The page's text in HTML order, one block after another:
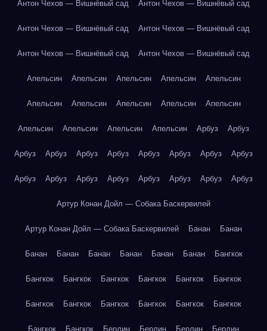
Антон Чехов — Вишнёвый сад Антон Чехов — Вишнёвый сад
Антон Чехов — Вишнёвый сад Антон Чехов — Вишнёвый сад
Антон Чехов — Вишнёвый сад Антон Чехов — Вишнёвый сад
Апельсин Апельсин Апельсин Апельсин Апельсин
Апельсин Апельсин Апельсин Апельсин Апельсин
Апельсин Апельсин Апельсин Апельсин Арбуз Арбуз
Арбуз Арбуз Арбуз Арбуз Арбуз Арбуз Арбуз Арбуз
Арбуз Арбуз Арбуз Арбуз Арбуз Арбуз Арбуз Арбуз
Артур Конан Дойл — Собака Баскервилей
Артур Конан Дойл — Собака Баскервилей Банан Банан
Банан Банан Банан Банан Банан Банан Бангкок
Бангкок Бангкок Бангкок Бангкок Бангкок Бангкок
Бангкок Бангкок Бангкок Бангкок Бангкок Бангкок
Бангкок Бангкок Берлин Берлин Берлин Берлин